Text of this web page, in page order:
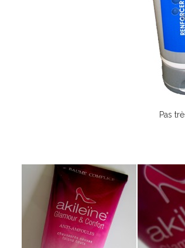
Pas